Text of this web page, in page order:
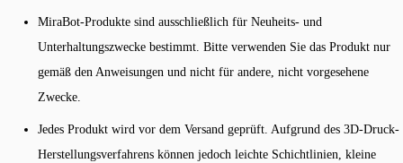
MiraBot-Produkte sind ausschließlich für Neuheits- und
Unterhaltungszwecke bestimmt. Bitte verwenden Sie das Produkt nur
gemäß den Anweisungen und nicht für andere, nicht vorgesehene
Zwecke.
Jedes Produkt wird vor dem Versand geprüft. Aufgrund des 3D-Druck-
Herstellungsverfahrens können jedoch leichte Schichtlinien, kleine